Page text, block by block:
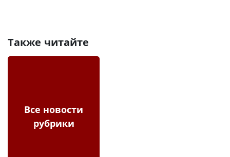
Также читайте
Все новости
рубрики